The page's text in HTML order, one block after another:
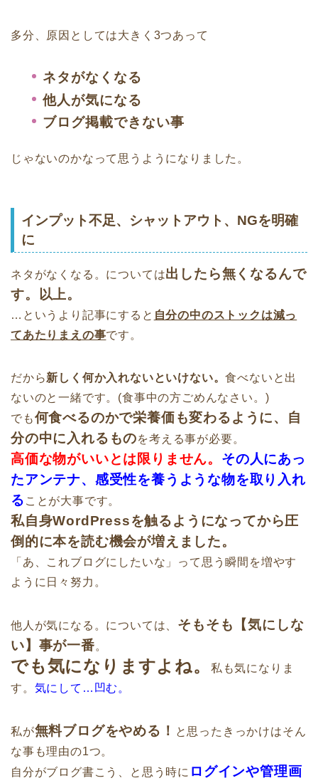
多分、原因としては大きく3つあって
ネタがなくなる
他人が気になる
ブログ掲載できない事
じゃないのかなって思うようになりました。
インプット不足、シャットアウト、NGを明確
に
ネタがなくなる。については出したら無くなるんで
す。以上。
…というより記事にすると 自分の中のストックは減っ
てあたりまえの事です。
だから新しく何か入れないといけない。食べないと出
ないのと一緒です。(食事中の方ごめんなさい。)
でも何食べるのかで栄養価も変わるように、自
分の中に入れるものを考える事が必要。
高価な物がいいとは限りません。 その人にあっ
たアンテナ、感受性を養うような物を取り入れ
る ことが大事です。
私自身WordPressを触るようになってから圧
倒的に本を読む機会が増えました。
「あ、これブログにしたいな」って思う瞬間を増やす
ように日々努力。
他人が気になる。については、 そもそも【気にしな
い】事が一番。
でも気になりますよね。
私も気になりま
す。 気にして…凹む。
私が無料ブログをやめる！ と思ったきっかけはそん
な事も理由の1つ。
自分がブログ書こう、と思う時に ログインや管理画